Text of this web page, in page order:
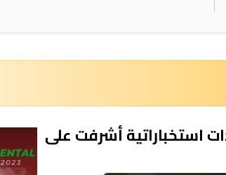
التخطيط لاغتيال نصر الله استمر لسنوات و3 وحدات استخباراتية أشرفت على